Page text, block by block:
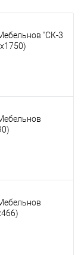
"СК-3